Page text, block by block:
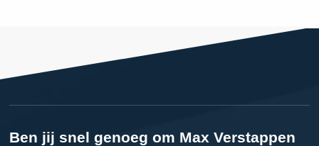
Ben jij snel genoeg om Max Verstappen